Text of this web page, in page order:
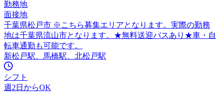
勤務地
面接地
千葉県松戸市 ※こちら募集エリアとなります。実際の勤務
地は千葉県流山市となります。★無料送迎バスあり★車・自
転車通勤も可能です。
新松戸駅、馬橋駅、北松戸駅
シフト
週2日からOK